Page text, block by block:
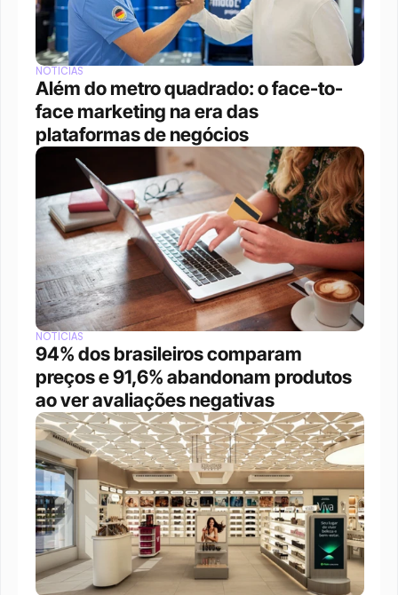
NOTÍCIAS
Além do metro quadrado: o face-to-
face marketing na era das
plataformas de negócios
NOTÍCIAS
94% dos brasileiros comparam
preços e 91,6% abandonam produtos
ao ver avaliações negativas